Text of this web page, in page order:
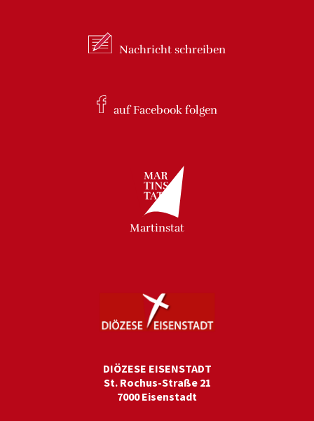
Nachricht schreiben
auf Facebookfolgen
Martinstat
DIÖZESE EISENSTADT
St. Rochus-Straße 21
7000 Eisenstadt